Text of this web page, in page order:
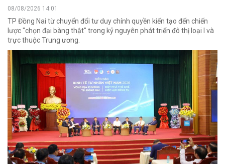
08/08/2026 14:01
TP Đồng Nai từ chuyển đổi tư duy chính quyền kiến tạo đến chiến
lược "chọn đại bàng thật" trong kỷ nguyên phát triển đô thị loại I và
trực thuộc Trung ương.